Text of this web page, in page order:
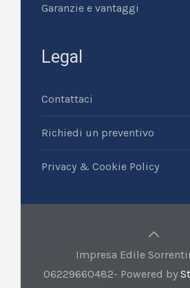
Garanzie e vantaggi
Legal
Contattaci
Richiedi un preventivo
Privacy & Cookie Policy
Impresa Edile
06229660482- Powered by